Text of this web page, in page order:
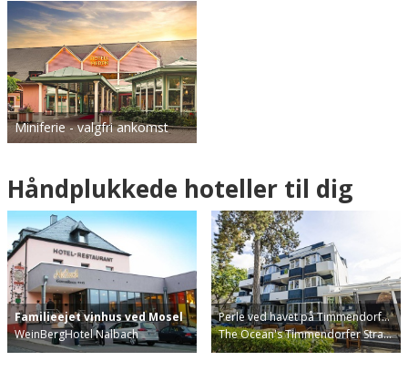
Miniferie - valgfri ankomst
Håndplukkede hoteller til dig
Familieejet vinhus ved Mosel
WeinBergHotel Nalbach
Perle ved havet på Timmendorf…
The Ocean's Timmendorfer Stra…